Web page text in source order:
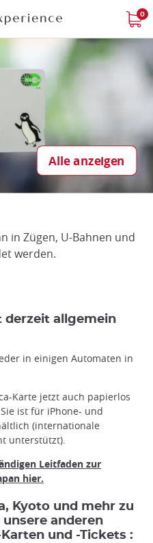
0
Alle anzeigen
in Zügen, U-Bahnen und
werden.
derzeit allgemein
in einigen Automaten in
Karte jetzt auch papierlos
ist für iPhone- und
(internationale
unterstützt).
Leitfaden zur
hier.
Kyoto und mehr zu
anderen
und -Tickets :